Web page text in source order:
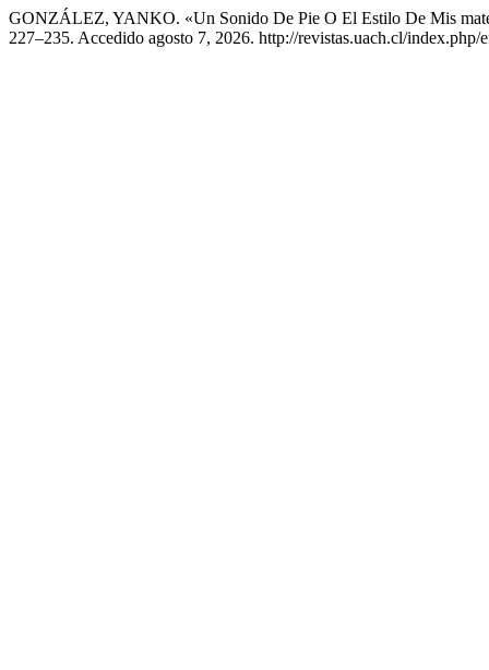
GONZÁLEZ, YANKO. «Un Sonido De Pie O El Estilo De Mis
227–235. Accedido agosto 7, 2026. http://revistas.uach.cl/